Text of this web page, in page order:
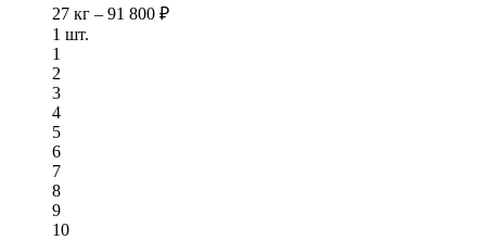
27 кг – 91 800 ₽
1 шт.
1
2
3
4
5
6
7
8
9
10